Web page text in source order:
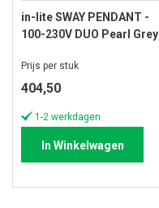
in-lite SWAY PENDANT -
100-230V DUO Pearl Grey
Prijs per stuk
404,50
1-2 werkdagen
In Winkelwagen